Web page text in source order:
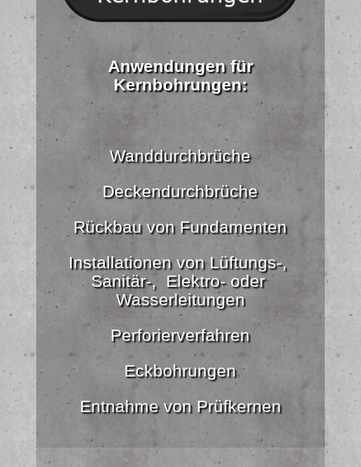
Anwendungen für
Kernbohrungen:
Wanddurchbrüche
Deckendurchbrüche
Rückbau von Fundamenten
Installationen von Lüftungs-,
Sanitär-, Elektro- oder
Wasserleitungen
Perforierverfahren
Eckbohrungen
Entnahme von Prüfkernen